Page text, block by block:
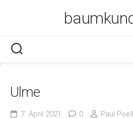
Ulme
7. April 2021 0 Paul